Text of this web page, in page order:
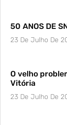
50 ANOS DE
23 De Julho De
O velho
Vitória
23 De Julho De